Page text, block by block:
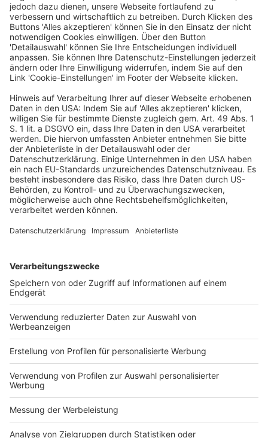
Sofern der endgültige Kaufpreis auf Closing Accounts
basierte, wäre der Zeitpunkt des Eintritts des MAE
entscheidend. Es ließen sich zwei Fälle
unterscheiden:
(i)Eintritt nach Closing, aber vor Fertigstellung der
Closing-Accounts:Die Auswirkungen des MAE könnten
als wertaufhellendes Ereignis in den Closing Accounts
berücksichtigt werden, nicht jedoch als
wertbegründendes Ereignis.
(ii)Eintritt nach Fertigstellung der Closing-Accounts: Die
Auswirkungen wären nicht mehr in den Closing-
Accounts zu berücksichtigen.
Der Eintritt eines MAE führte zu zwei Konsequenzen:
(1) Der Kaufpreis würde aufgrund veränderter
Zukunftsaussichten vor dem ansonsten drohenden
Rücktritt neu verhandelt.35
(2) Die veränderten
Höhe nach. Im Ergebnis könnte der Kaufpreis aufgrund
vom genannten Punkt (2) zusätzlich über den Working-
Capital-Mechanismus sinken.
Da beide Effekte auf derselben Ursache beruhten,
entsteht der Eindruck einer doppelten
Berücksichtigung. Aus
Unternehmensbewertungsperspektive hinge die
Beurteilung davon ab, ob die Working-Capital- und
Steuereffekte bereits in der Unternehmensbewertung
berücksichtigt wurden oder nicht:
(i)Berücksichtigung:Alle Working-Capital- und
mögliche Steuereffekte wären in einem integrierten